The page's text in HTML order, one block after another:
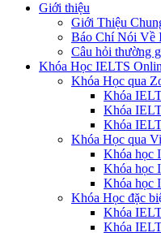
Giới thiệu
Giới Thiệu
Báo Chí Nói Về
Câu hỏi thường
Khóa Học IELTS
Khóa Học qua
Khóa
Khóa
Khóa
Khóa Học qua
Khóa học
Khóa học
Khóa học
Khóa Học đặc
Khóa
Khóa